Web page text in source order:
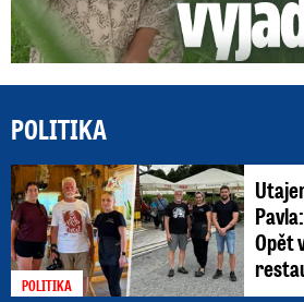
POLITIKA
POLITIKA
Opět